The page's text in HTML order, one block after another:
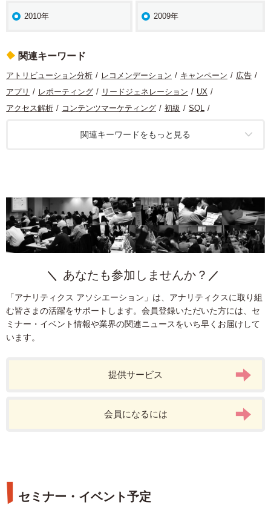
2010年 2009年
関連キーワード
アトリビューション分析 レコメンデーション キャンペーン
広告
アプリ
レポーティング リードジェネレーション
UX
アクセス解析
コンテンツマーケティング 初級
SQL
Looker Studio モバイル サイト分析
データクリーンルーム
DMP ターゲティング 課題発見
Cookie
生成AI
EC ダッシュボード 運用型広告
インサイドセールス
SPA
Google Analytics データ統合 Adobe Analytics
SFA
Firebase
KPI ヒートマップ分析 AI
プライバシー保護
クリエイティブ
LPO ビジュアライズ CRM
モバイルアプリ
Google Search Console
Facebook広告 AI広告
Tableau
ユーザー分析
Google Data Portal リスティング広告
P-MAX
webマーケター
関連キーワードをもっと見る
あなたも参加しませんか？
「アナリティクス アソシエーション」は、アナリティクスに取り組
む皆さまの活躍をサポートします。会員登録いただいた方には、セ
ミナー・イベント情報や業界の関連ニュースをいち早くお届けして
います。
提供サービス
会員になるには
セミナー・イベント予定